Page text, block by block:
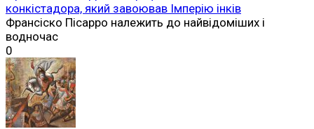
конкістадора, який завоював Імперію інків
Франсіско Пісарро належить до найвідоміших і
водночас
0